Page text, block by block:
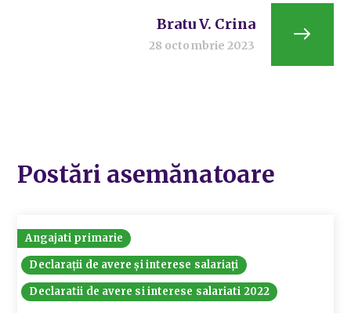
Bratu V. Crina
28 octombrie 2023
Postări asemănatoare
Angajati primarie
Declarații de avere și interese salariați
Declaratii de avere si interese salariati 2022